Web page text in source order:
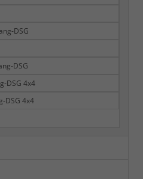
DSG
DSG
DSG 4x4
DSG 4x4